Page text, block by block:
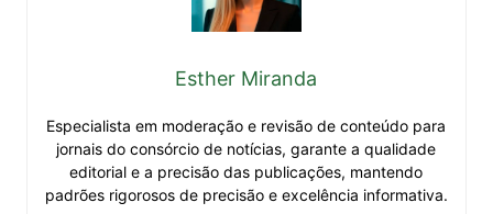
Esther Miranda
Especialista em moderação e revisão de conteúdo para
jornais do consórcio de notícias, garante a qualidade
editorial e a precisão das publicações, mantendo
padrões rigorosos de precisão e excelência informativa.